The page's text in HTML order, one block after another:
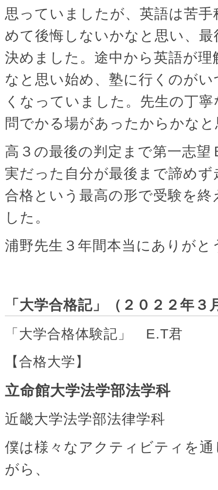
思っていましたが、英語は苦
めて後悔しないかなと思い、
決めました。途中から英語が
なと思い始め、塾に行くのが
くなっていました。先生の丁
問でかる場があったからかな
高３の最後の判定まで第一志望
実だった自分が最後まで諦め
合格という最高の形で受験を
した。
浦野先生３年間本当にありが
「大学合格記」（２０２２年３
「大学合格体験記」 E.T君
【合格大学】
立命館大学法学部法学科
近畿大学法学部法律学科
僕は様々なアクティビティを
がら、